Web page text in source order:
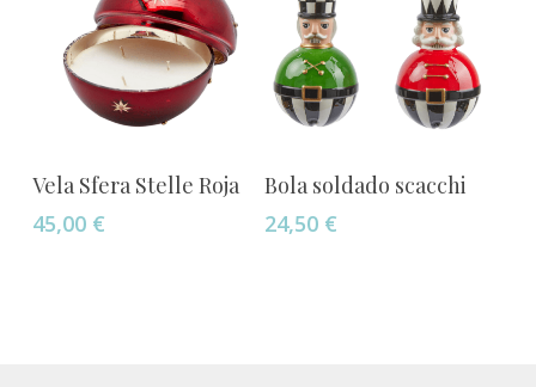
elegir
producto
Seleccionar Opciones
producto
tiene
Vela Sfera Stelle Roja
45,00 €
Añadir Al Carrito
Bola soldado scacchi
24,50 €